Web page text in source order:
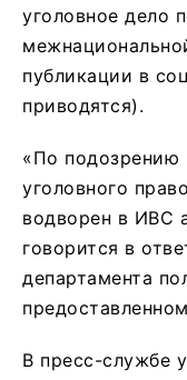
уголовное дело
публикации в
приводятся).
«По подозрению
уголовного
водворен в ИВС
говорится в
департамента
В пресс-службе